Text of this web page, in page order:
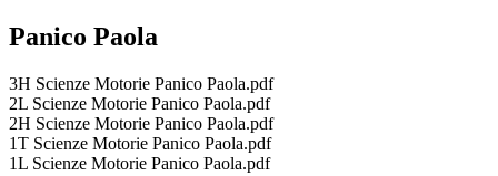
Panico Paola
3H Scienze Motorie Panico Paola.pdf
2L Scienze Motorie Panico Paola.pdf
2H Scienze Motorie Panico Paola.pdf
1T Scienze Motorie Panico Paola.pdf
1L Scienze Motorie Panico Paola.pdf